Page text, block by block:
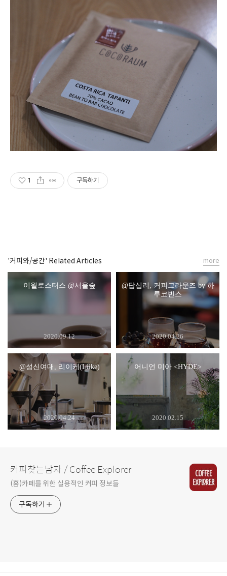
1 구독하기
'커피와/공간' Related Articles
이월로스터스 @서울숲
2020.09.12
@답십리, 커피그라운즈 by 하
루코빈스
2020.04.26
@성신여대, 리이케(Liike)
2020.04.24
어니언 미아 <HYDE>
2020.02.15
more
커피찾는남자 / Coffee Explorer
(홈)카페를 위한 실용적인 커피 정보들
구독하기